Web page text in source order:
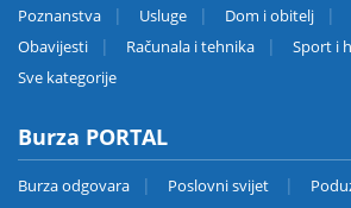
Poznanstva
Usluge Dom i obitelj
Obavijesti
Računala i tehnika
Sport i
Sve kategorije
Burza PORTAL
Burza odgovara Poslovni svijet